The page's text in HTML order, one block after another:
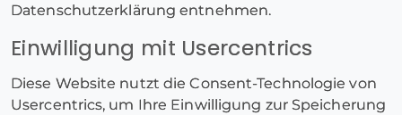
Datenschutzerklärung entnehmen.
Einwilligung mit Usercentrics
Diese Website nutzt die Consent-Technologie von
Usercentrics, um Ihre Einwilligung zur Speicherung